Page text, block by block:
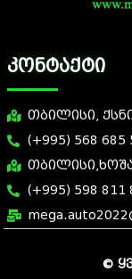
კონტაქტი
თბილისი,
(+995) 568 685
(+995) 598 811
©